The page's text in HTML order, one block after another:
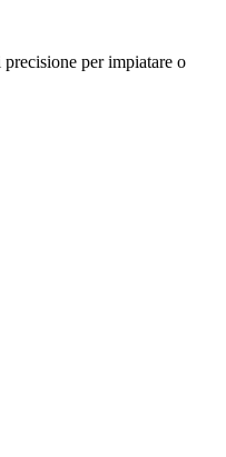
per impiatare o